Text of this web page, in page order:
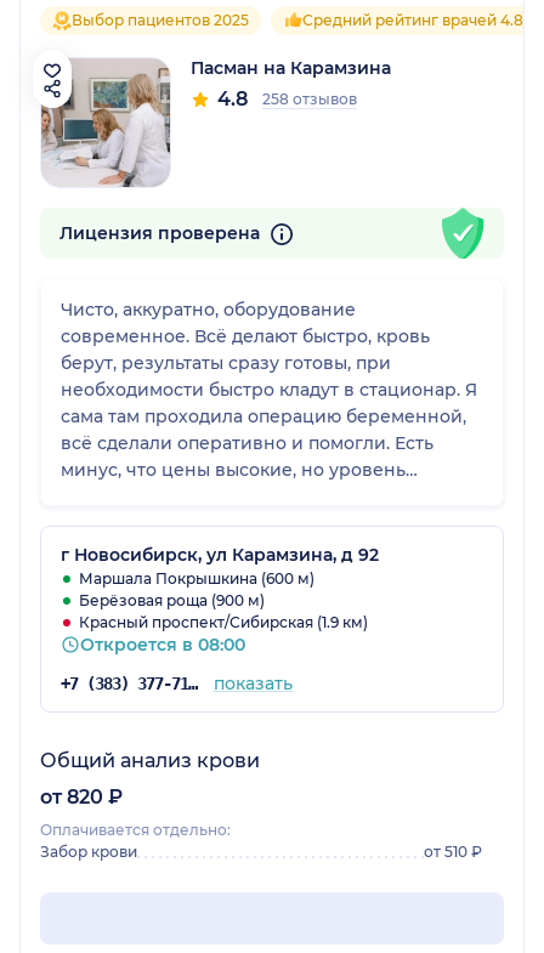
Выбор пациентов 2025 Средний рейтинг врачей 4.8
Пасман на Карамзина
4.8 258 отзывов
Лицензия проверена
Чисто, аккуратно, оборудование
современное. Всё делают быстро, кровь
берут, результаты сразу готовы, при
необходимости быстро кладут в стационар. Я
сама там проходила операцию беременной,
всё сделали оперативно и помогли. Есть
минус, что цены высокие, но уровень
г Новосибирск, ул Карамзина, д 92
Маршала Покрышкина (600 м)
Берёзовая роща (900 м)
Красный проспект/Сибирская (1.9 км)
Откроется в 08:00
+7 (383) 377-71-34 показать
Общий анализ крови
от 820 ₽
Оплачивается отдельно:
Забор крови
от 510 ₽